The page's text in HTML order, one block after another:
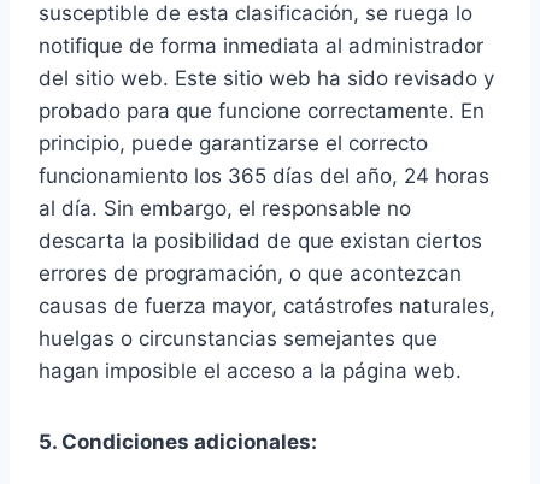
susceptible de esta clasificación, se ruega lo
notifique de forma inmediata al administrador
del sitio web. Este sitio web ha sido revisado y
probado para que funcione correctamente. En
principio, puede garantizarse el correcto
funcionamiento los 365 días del año, 24 horas
al día. Sin embargo, el responsable no
descarta la posibilidad de que existan ciertos
errores de programación, o que acontezcan
causas de fuerza mayor, catástrofes naturales,
huelgas o circunstancias semejantes que
hagan imposible el acceso a la página web.
5. Condiciones adicionales: